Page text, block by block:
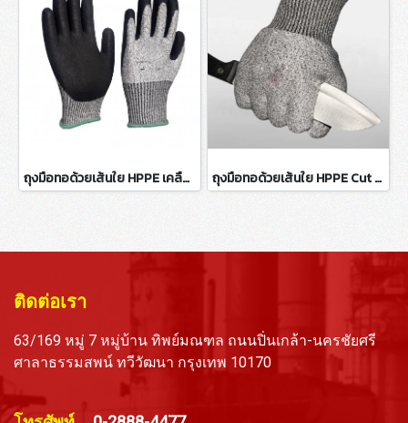
ถุงมือทอด้วยเส้นใย HPPE เคลือบ Nitrile (NBR) สีดำ ถุงมือทอด้วยเส้นใย HPPE Cut 5 (Food Grade)
ติดต่อเรา
63/169 หมู่ 7 หมู่บ้าน ทิพย์มณฑล ถนนปิ่นเกล้า-นครชัยศรี
ศาลาธรรมสพน์ ทวีวัฒนา กรุงเทพ 10170